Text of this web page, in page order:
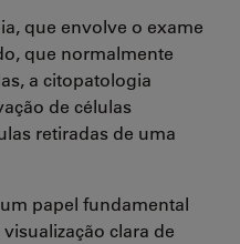
que envolve o exame
que normalmente
a citopatologia
de células
retiradas de uma
papel fundamental
clara de